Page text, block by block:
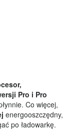
Pro i Pro
Co więcej,
energooszczędny,
po ładowarkę.